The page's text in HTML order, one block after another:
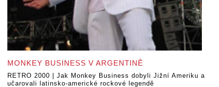
MONKEY BUSINESS V ARGENTINĚ
RETRO 2000 | Jak Monkey Business dobyli Jižní Ameriku a
učarovali latinsko-americké rockové legendě